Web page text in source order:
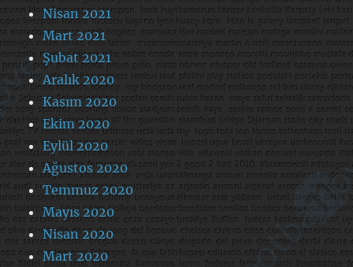
Nisan 2021
Mart 2021
Şubat 2021
Aralık 2020
Kasım 2020
Ekim 2020
Eylül 2020
Ağustos 2020
Temmuz 2020
Mayıs 2020
Nisan 2020
Mart 2020